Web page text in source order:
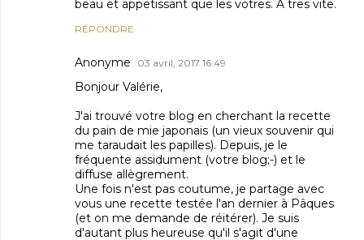
beau et appetissant que les votres. A tres vite.
RÉPONDRE
Anonyme 03 avril, 2017 16:49
Bonjour Valérie,
J'ai trouvé votre blog en cherchant la recette
du pain de mie japonais (un vieux souvenir qui
me taraudait les papilles). Depuis, je le
fréquente assidument (votre blog;-) et le
diffuse allègrement.
Une fois n'est pas coutume, je partage avec
vous une recette testée l'an dernier à Pâques
(et on me demande de réitérer). Je suis
d'autant plus heureuse qu'il s'agit d'une